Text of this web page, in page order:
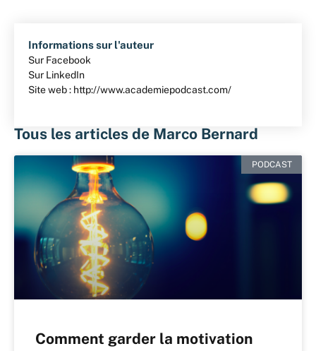
Informations sur l'auteur
Sur Facebook
Sur LinkedIn
Site web : http://www.academiepodcast.com/
Tous les articles de Marco Bernard
PODCAST
Comment garder la motivation